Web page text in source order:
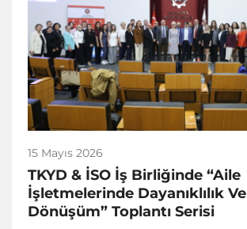
15 Mayıs 2026
TKYD & İSO İş Birliğinde “Aile
İşletmelerinde Dayanıklılık Ve
Dönüşüm” Toplantı Serisi